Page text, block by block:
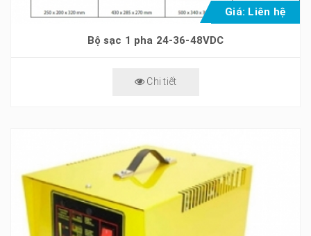
Giá: Liên hệ
Bộ sạc 1 pha 24-36-48VDC
Chi tiết